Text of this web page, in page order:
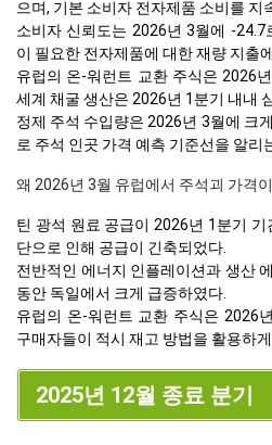
으며, 기본 소비자 전자제품 소비를 지
소비자 신뢰도는 2026년 3월에 -24.7
이 필요한 전자제품에 대한 재량 지출
유럽의 온-워런트 교환 주식은 2026
세계 채굴 생산은 2026년 1분기 내내
정제 주석 수입량은 2026년 3월에 크
로 주석 인곳 가격 예측 기준선을 알리
왜 2026년 3월 유럽에서 주석괴 가격
틴 광석 원료 공급이 2026년 1분기
단으로 인해 공급이 긴축되었다.
전반적인 에너지 인플레이션과 생산
동안 독일에서 크게 급증하였다.
유럽의 온-워런트 교환 주식은 2026
구매자들이 적시 재고 방법을 활용하
2025년 12월 종료 분기